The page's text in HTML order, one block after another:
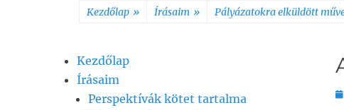
Kezdőlap » Írásaim » Pályázatokra elküldött
Kezdőlap
Írásaim
Perspektívák kötet tartalma